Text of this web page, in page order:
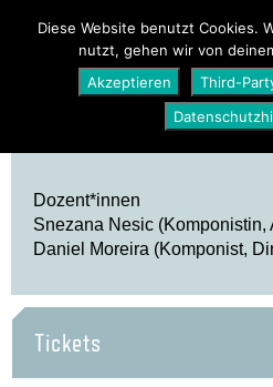
PROGRAMM ÜBER UNS
Dozent*innen
Snezana Nesic (Komponistin,
Daniel Moreira (Komponist,
Tickets
Diese Website benutzt Cookies.
nutzt, gehen wir von
Akzeptieren
Third-